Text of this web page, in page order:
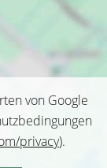
von Google
privacy).